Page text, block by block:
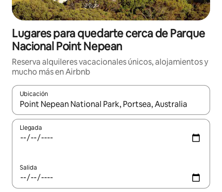
Lugares para quedarte cerca de Parque
Nacional Point Nepean
Reserva alquileres vacacionales únicos, alojamientos y
mucho más en Airbnb
Ubicación
Cuando los resultados estén disponibles, navega con las
Llegada
Salida